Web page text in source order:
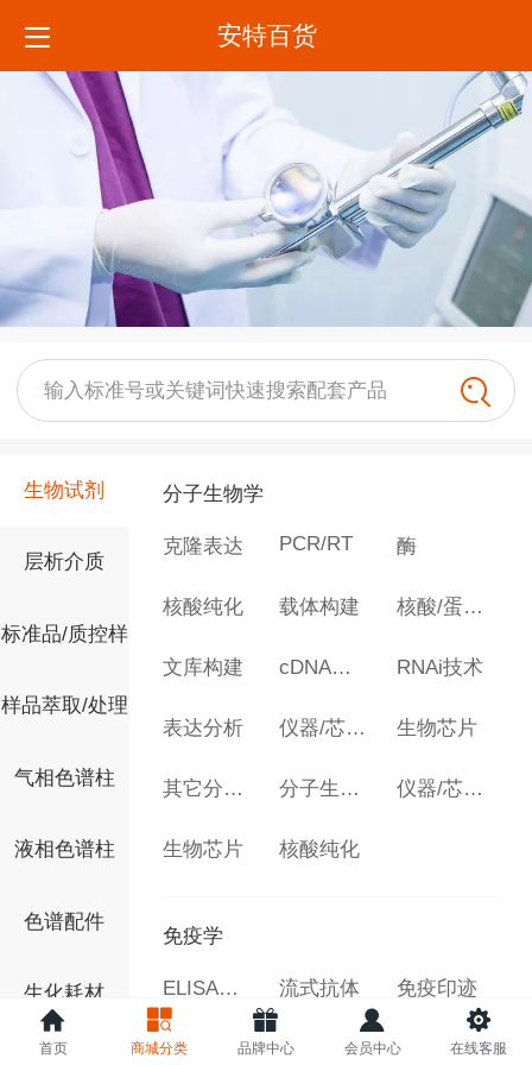
安特百货
输入标准号或关键词快速搜索配套产品
生物试剂
层析介质
标准品/质控样
样品萃取/处理
气相色谱柱
液相色谱柱
色谱配件
生化耗材
分子生物学
克隆表达 PCR/RT 酶
核酸纯化 载体构建 核酸/蛋白合成
文库构建 cDNA及合成纯化 RNAi技术
表达分析 仪器/芯片配套 生物芯片
其它分子生物学试剂 分子生物学 仪器/芯片配套
生物芯片 核酸纯化
免疫学
ELISA试剂盒 流式抗体 免疫印迹
单克隆抗体 多克隆抗体 WB抗体组合
首页 商城分类 品牌中心 会员中心 在线客服